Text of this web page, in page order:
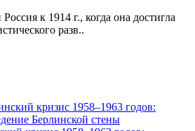
к 1914 г., когда она достигла
разв..